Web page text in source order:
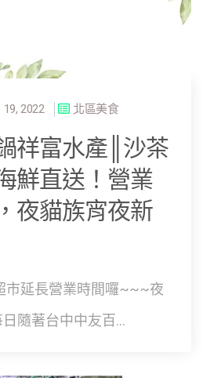
19, 2022 北區美食
祥富水產║沙茶
鮮直送！營業
夜貓族宵夜新
市延長營業時間囉~~~夜
隨著台中中友百...